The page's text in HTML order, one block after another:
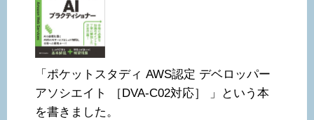
「ポケットスタディ AWS認定 デベロッパー
アソシエイト ［DVA-C02対応］ 」という本
を書きました。